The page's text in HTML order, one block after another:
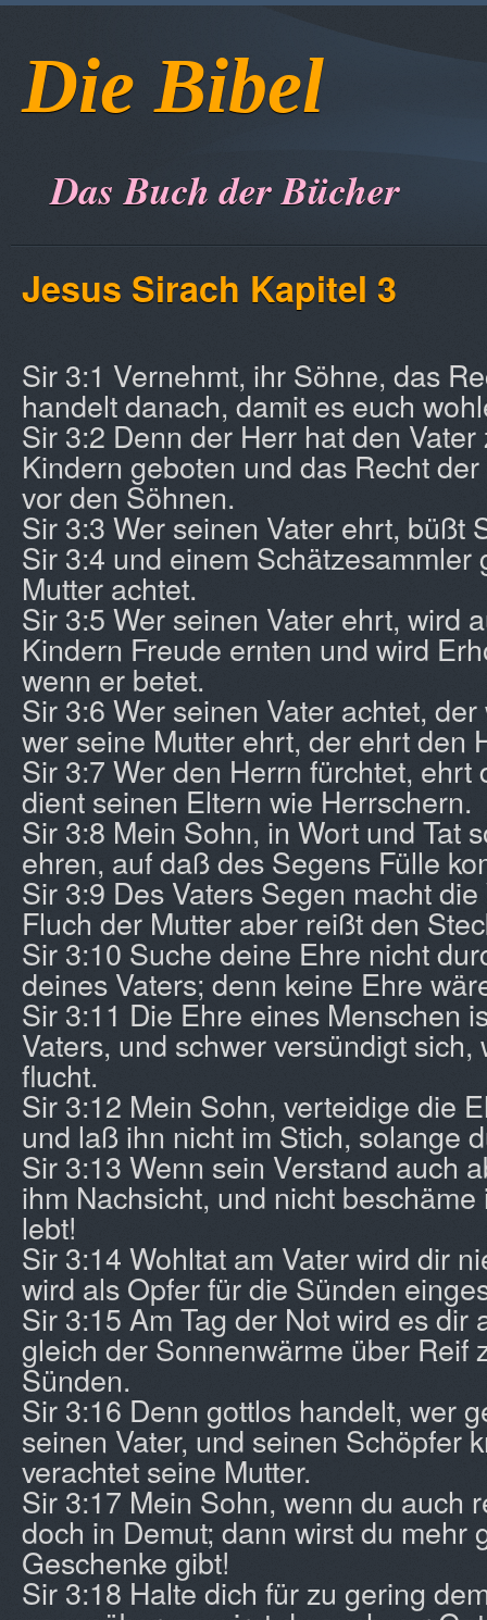
Die Bibel
Das Buch der Bücher
Jesus Sirach Kapitel 3
Sir 3:1 Vernehmt, ihr Söhne, das
handelt danach, damit es euch
Sir 3:2 Denn der Herr hat den
Kindern geboten und das Recht
vor den Söhnen.
Sir 3:3 Wer seinen Vater ehrt, büßt
Sir 3:4 und einem Schätzesammler
Mutter achtet.
Sir 3:5 Wer seinen Vater ehrt, wird
Kindern Freude ernten und wird
wenn er betet.
Sir 3:6 Wer seinen Vater achtet,
wer seine Mutter ehrt, der ehrt den
Sir 3:7 Wer den Herrn fürchtet, ehrt
dient seinen Eltern wie Herrschern.
Sir 3:8 Mein Sohn, in Wort und Tat
ehren, auf daß des Segens Fülle
Sir 3:9 Des Vaters Segen macht
Fluch der Mutter aber reißt den
Sir 3:10 Suche deine Ehre nicht
deines Vaters; denn keine Ehre
Sir 3:11 Die Ehre eines Menschen
Vaters, und schwer versündigt
flucht.
Sir 3:12 Mein Sohn, verteidige die
und laß ihn nicht im Stich, solange
Sir 3:13 Wenn sein Verstand auch
ihm Nachsicht, und nicht
lebt!
Sir 3:14 Wohltat am Vater wird dir
wird als Opfer für die Sünden
Sir 3:15 Am Tag der Not wird es dir
gleich der Sonnenwärme über Reif
Sünden.
Sir 3:16 Denn gottlos handelt, wer
seinen Vater, und seinen Schöpfer
verachtet seine Mutter.
Sir 3:17 Mein Sohn, wenn du auch
doch in Demut; dann wirst du mehr
Geschenke gibt!
Sir 3:18 Halte dich für zu gering